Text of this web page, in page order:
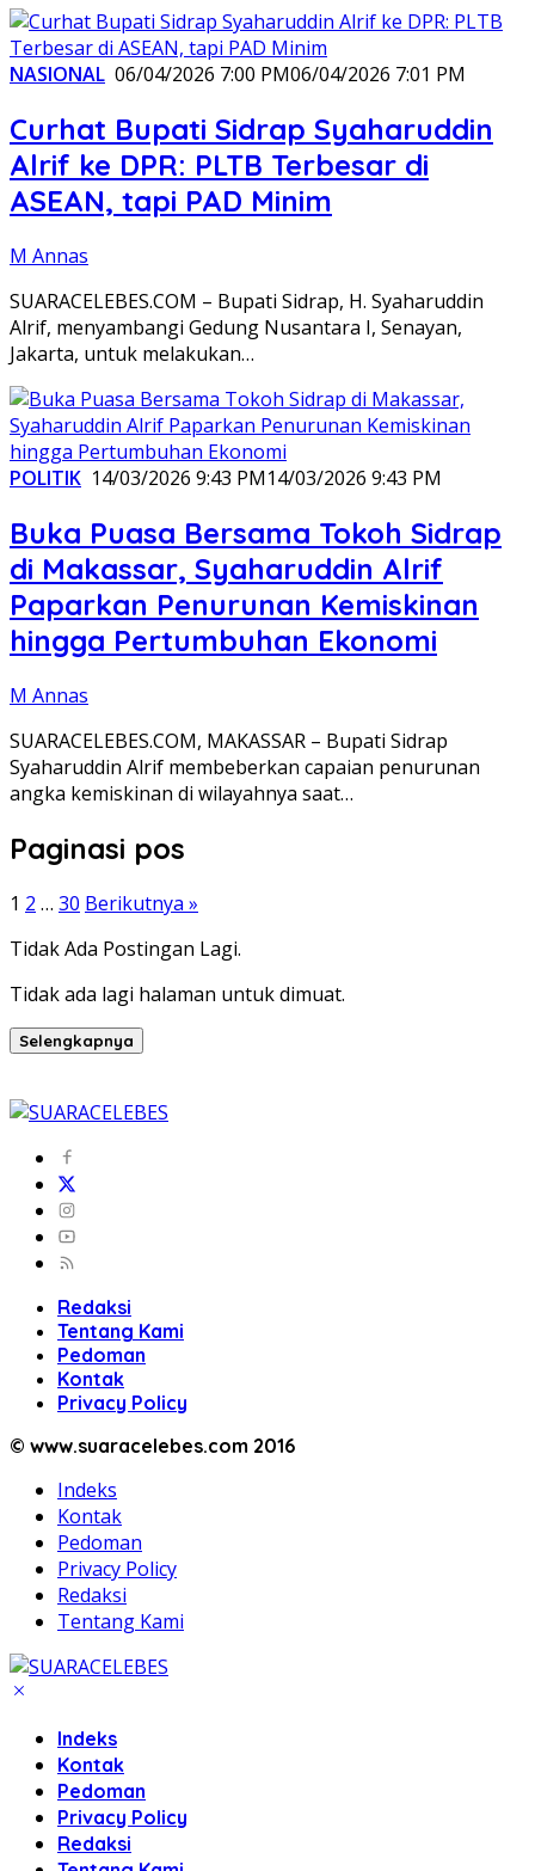
NASIONAL 06/04/2026 7:00 PM06/04/2026 7:01 PM
Curhat Bupati Sidrap Syaharuddin
Alrif ke DPR: PLTB Terbesar di
ASEAN, tapi PAD Minim
M Annas
SUARACELEBES.COM – Bupati Sidrap, H. Syaharuddin
Alrif, menyambangi Gedung Nusantara I, Senayan,
Jakarta, untuk melakukan…
POLITIK 14/03/2026 9:43 PM14/03/2026 9:43 PM
Buka Puasa Bersama Tokoh Sidrap
di Makassar, Syaharuddin Alrif
Paparkan Penurunan Kemiskinan
hingga Pertumbuhan Ekonomi
M Annas
SUARACELEBES.COM, MAKASSAR – Bupati Sidrap
Syaharuddin Alrif membeberkan capaian penurunan
angka kemiskinan di wilayahnya saat…
Paginasi pos
1 2 … 30 Berikutnya »
Tidak Ada Postingan Lagi.
Tidak ada lagi halaman untuk dimuat.
Selengkapnya
Redaksi
Tentang Kami
Pedoman
Kontak
Privacy Policy
© www.suaracelebes.com 2016
Indeks
Kontak
Pedoman
Privacy Policy
Redaksi
Tentang Kami
Indeks
Kontak
Pedoman
Privacy Policy
Redaksi